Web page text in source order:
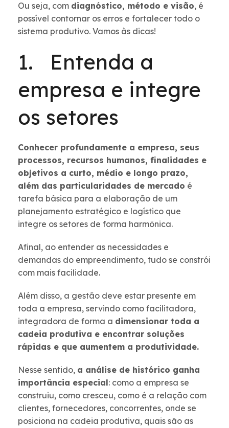
Ou seja, com diagnóstico, método e visão, é
possível contornar os erros e fortalecer todo o
sistema produtivo. Vamos às dicas!
1. Entenda a
empresa e integre
os setores
Conhecer profundamente a empresa, seus
processos, recursos humanos, finalidades e
objetivos a curto, médio e longo prazo,
além das particularidades de mercado é
tarefa básica para a elaboração de um
planejamento estratégico e logístico que
integre os setores de forma harmônica.
Afinal, ao entender as necessidades e
demandas do empreendimento, tudo se constrói
com mais facilidade.
Além disso, a gestão deve estar presente em
toda a empresa, servindo como facilitadora,
integradora de forma a dimensionar toda a
cadeia produtiva e encontrar soluções
rápidas e que aumentem a produtividade.
Nesse sentido, a análise de histórico ganha
importância especial: como a empresa se
construiu, como cresceu, como é a relação com
clientes, fornecedores, concorrentes, onde se
posiciona na cadeia produtiva, quais são as